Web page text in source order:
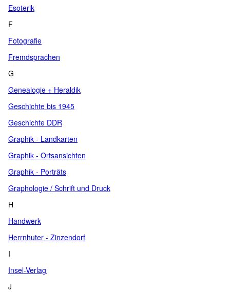
Esoterik
F
Fotografie
Fremdsprachen
G
Genealogie + Heraldik
Geschichte bis 1945
Geschichte DDR
Graphik - Landkarten
Graphik - Ortsansichten
Graphik - Porträts
Graphologie / Schrift und Druck
H
Handwerk
Herrnhuter - Zinzendorf
I
Insel-Verlag
J